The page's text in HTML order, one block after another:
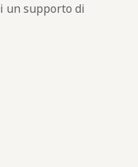
un supporto di